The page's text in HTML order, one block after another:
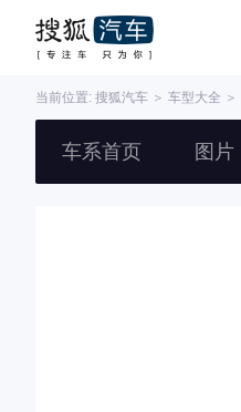
当前位置: 搜狐汽车 ＞ 车型大全 ＞
车系首页 图片